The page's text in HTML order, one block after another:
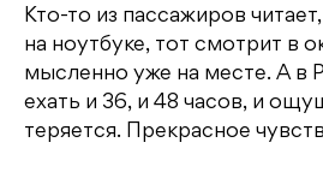
Кто-то из пассажиров
на ноутбуке, тот смотрит в
мысленно уже на месте. А в
ехать и 36, и 48 часов, и
теряется. Прекрасное